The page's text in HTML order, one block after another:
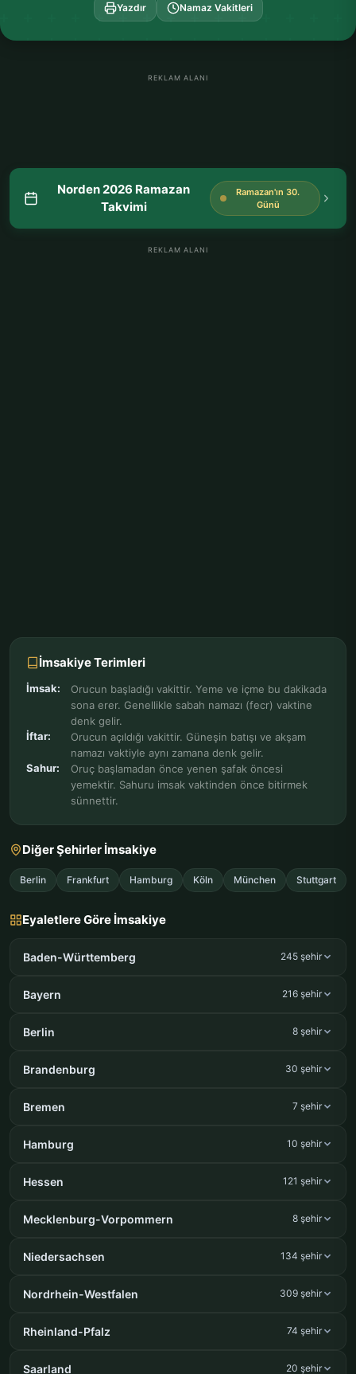
Yazdır Namaz Vakitleri
REKLAM ALANI
Norden 2026 Ramazan
Takvimi
Ramazan'ın 30.
Günü
REKLAM ALANI
İmsakiye Terimleri
İmsak:
Orucun başladığı vakittir. Yeme ve içme bu dakikada
sona erer. Genellikle sabah namazı (fecr) vaktine
denk gelir.
İftar:
Orucun açıldığı vakittir. Güneşin batışı ve akşam
namazı vaktiyle aynı zamana denk gelir.
Sahur:
Oruç başlamadan önce yenen şafak öncesi
yemektir. Sahuru imsak vaktinden önce bitirmek
sünnettir.
Diğer Şehirler İmsakiye
Berlin Frankfurt Hamburg Köln München Stuttgart
Eyaletlere Göre İmsakiye
Baden-Württemberg 245 şehir
Bayern 216 şehir
Berlin 8 şehir
Brandenburg 30 şehir
Bremen 7 şehir
Hamburg 10 şehir
Hessen 121 şehir
Mecklenburg-Vorpommern 8 şehir
Niedersachsen 134 şehir
Nordrhein-Westfalen 309 şehir
Rheinland-Pfalz 74 şehir
Saarland 20 şehir